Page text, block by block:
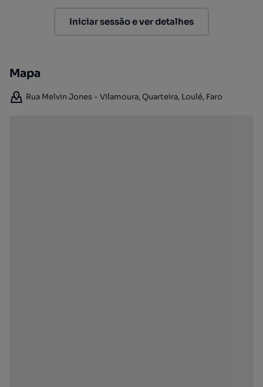
Iniciar sessão e ver detalhes
Mapa
Rua Melvin Jones - Vilamoura, Quarteira, Loulé, Faro